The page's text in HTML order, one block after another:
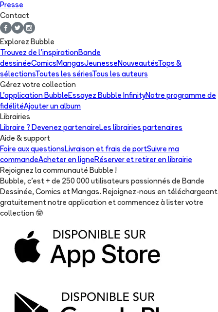
Presse
Contact
Explorez Bubble
Trouvez de l'inspirationBande
dessinéeComics MangasJeunesse NouveautésTops &
sélectionsToutes les sériesTous les auteurs
Gérez votre collection
L'application Bubble Essayez Bubble InfinityNotre programme de
fidélitéAjouter un album
Librairies
Libraire ? Devenez partenaire Les librairies partenaires
Aide & support
Foire aux questions Livraison et frais de portSuivre ma
commandeAcheter en ligne Réserver et retirer en librairie
Rejoignez la communauté Bubble !
Bubble, c'est + de 250 000 utilisateurs passionnés de Bande
Dessinée, Comics et Mangas. Rejoignez-nous en téléchargeant
gratuitement notre application et commencez à lister votre
collection 🤓